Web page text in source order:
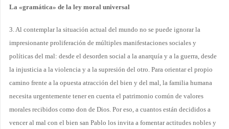
La «gramática» de la ley moral universal
3. Al contemplar la situación actual del mundo no se puede ignorar la
impresionante proliferación de múltiples manifestaciones sociales y
políticas del mal: desde el desorden social a la anarquía y a la guerra, desde
la injusticia a la violencia y a la supresión del otro. Para orientar el propio
camino frente a la opuesta atracción del bien y del mal, la familia humana
necesita urgentemente tener en cuenta el patrimonio común de valores
morales recibidos como don de Dios. Por eso, a cuantos están decididos a
vencer al mal con el bien san Pablo los invita a fomentar actitudes nobles y